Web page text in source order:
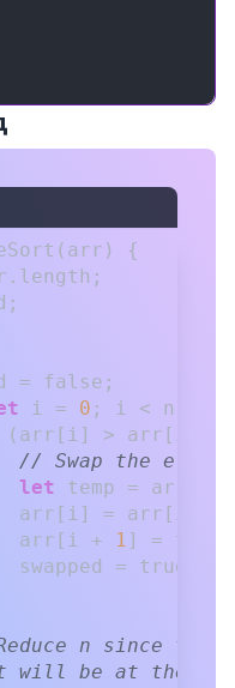
( arr )
{
. length ;
;
= false ;
i = 0 ; i < n
( arr [ i ] > arr [ i
// Swap the
let temp = arr
                arr
[ i ] = arr [ i
                arr
[ i + 1 ] = temp
                swapped
= true
n since the
will be at the